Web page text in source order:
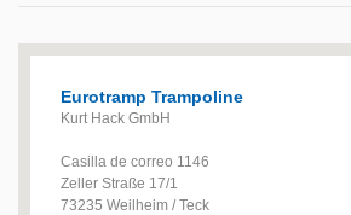
Eurotramp Trampoline
Kurt Hack GmbH
Casilla de correo 1146
Zeller Straße 17/1
73235 Weilheim / Teck